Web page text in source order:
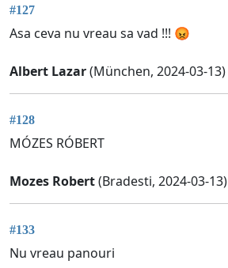
#127
Asa ceva nu vreau sa vad !!! 😡
Albert Lazar(München, 2024-03-13)
#128
MÓZES RÓBERT
Mozes Robert(Bradesti, 2024-03-13)
#133
Nu vreau panouri